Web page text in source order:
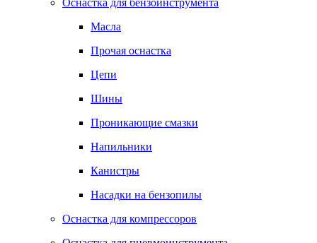
Оснастка для бензоинструмента
Масла
Прочая оснастка
Цепи
Шины
Проникающие смазки
Напильники
Канистры
Насадки на бензопилы
Оснастка для компрессоров